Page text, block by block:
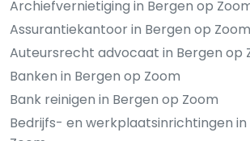
Archiefvernietiging in Bergen op
Assurantiekantoor in Bergen op Zoom
Auteursrecht advocaat in Bergen op
Banken in Bergen op Zoom
Bank reinigen in Bergen op Zoom
Bedrijfs- en werkplaatsinrichtingen in